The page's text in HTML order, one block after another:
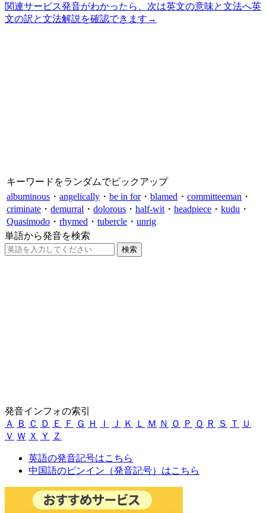
関連サービス発音がわかったら、次は英文の意味と文法へ英
文の訳と文法解説を確認できます →
キーワードをランダムでピックアップ
albuminous ・ angelically ・ be in for・ blamed ・ committeeman ・
criminate ・ demurral ・ dolorous ・ half-wit ・ headpiece ・ kudu ・
Quasimodo ・ rhymed ・ tubercle ・ unrig
単語から発音を検索
発音インフォの索引
Ａ
Ｂ Ｃ Ｄ Ｅ Ｆ Ｇ Ｈ Ｉ Ｊ Ｋ Ｌ Ｍ Ｎ Ｏ Ｐ Ｑ Ｒ Ｓ Ｔ
Ｕ
Ｖ Ｗ Ｘ Ｙ Ｚ
英語の発音記号はこちら
中国語のピンイン（発音記号）はこちら